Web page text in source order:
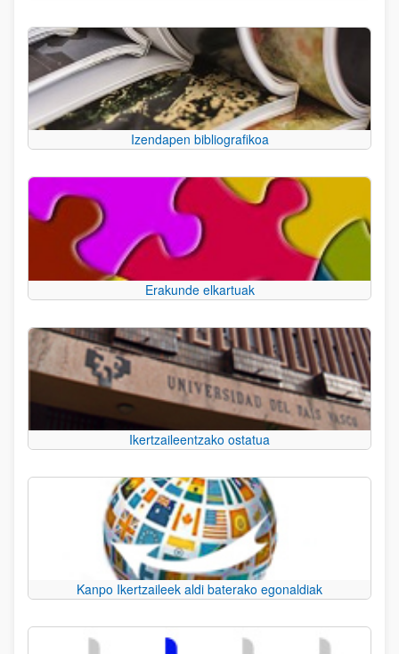
Izendapen bibliografikoa
Erakunde elkartuak
Ikertzaileentzako ostatua
Kanpo Ikertzaileek aldi baterako egonaldiak